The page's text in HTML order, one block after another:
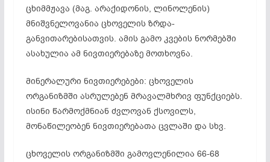
ცხიმმჟავა (მაგ. არაქიდონის, ლინოლენის)
მნიშვნელოვანია ცხოველის ზრდა-
განვითარებისათვის. ამის გამო კვების ნორმებში
ასახულია ამ ნივთიერებაზე მოთხოვნა.
მინერალური ნივთიერებები: ცხოველის
ორგანიზმში ასრულებენ მრავალმხრივ ფუნქციებს.
ისინი წარმოქმნიან ძვლოვან ქსოვილს,
მონაწილეობენ ნივთიერებათა ცვლაში და სხვ.
ცხოველის ორგანიზმში გამოვლენილია 66-68